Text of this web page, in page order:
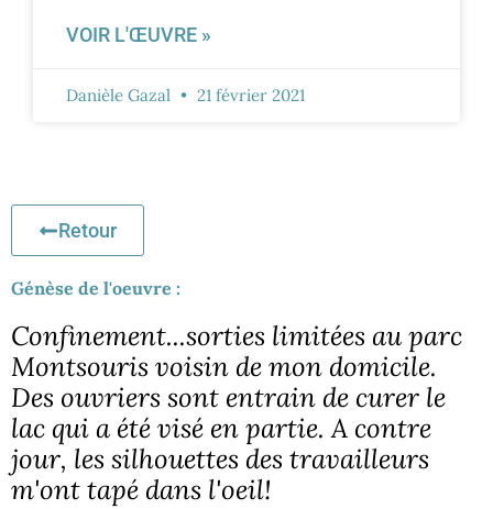
VOIR L'ŒUVRE »
Danièle Gazal 21 février 2021
Retour
Génèse de l'oeuvre :
Confinement...sorties limitées au parc
Montsouris voisin de mon domicile.
Des ouvriers sont entrain de curer le
lac qui a été visé en partie. A contre
jour, les silhouettes des travailleurs
m'ont tapé dans l'oeil!